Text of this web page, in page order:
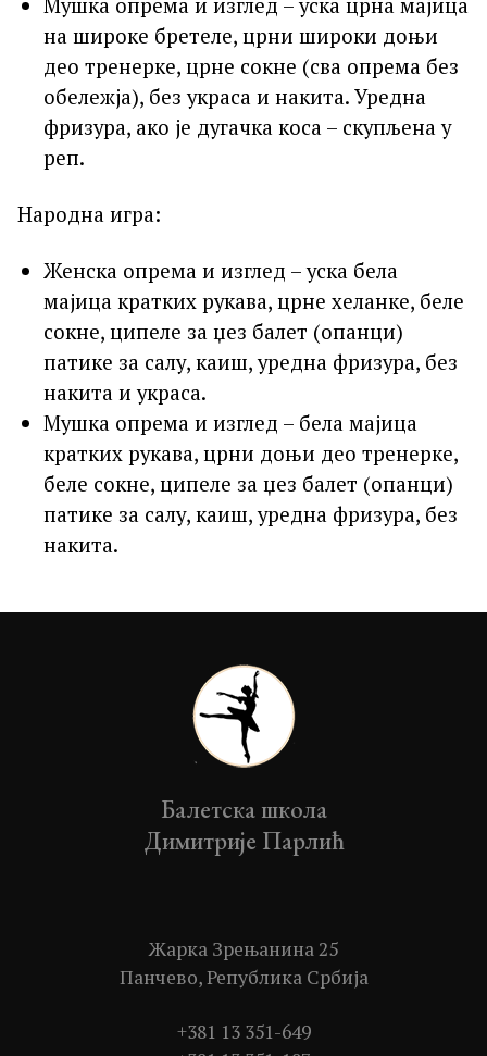
на широке бретеле, црни широки доњи
део тренерке, црне сокне (сва опрема без
обележја), без украса и накита. Уредна
фризура, ако је дугачка коса – скупљена у
реп.
Народна игра:
Женска опрема и изглед – уска бела
мајица кратких рукава, црне хеланке, беле
сокне, ципеле за џез балет (опанци)
патике за салу, каиш, уредна фризура, без
накита и украса.
Мушка опрема и изглед – бела мајица
кратких рукава, црни доњи део тренерке,
беле сокне, ципеле за џез балет (опанци)
патике за салу, каиш, уредна фризура, без
накита.
Балетска школа
Димитрије Парлић
Жарка Зрењанина 25
Панчево, Република Србија
+381 13 351-649